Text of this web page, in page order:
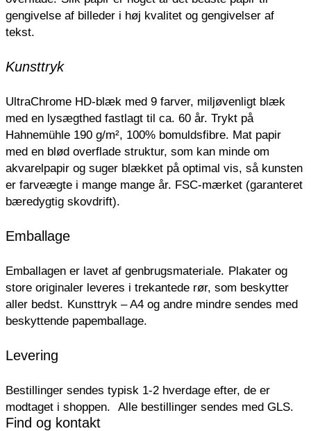
gengivelse af billeder i høj kvalitet og gengivelser af
tekst.
Kunsttryk
UltraChrome HD-blæk med 9 farver, miljøvenligt blæk
med en lysægthed fastlagt til ca. 60 år. Trykt på
Hahnemühle 190 g/m², 100% bomuldsfibre. Mat papir
med en blød overflade struktur, som kan minde om
akvarelpapir og suger blækket på optimal vis, så kunsten
er farveægte i mange mange år. FSC-mærket (garanteret
bæredygtig skovdrift).
Emballage
Emballagen er lavet af genbrugsmateriale. Plakater og
store originaler leveres i trekantede rør, som beskytter
aller bedst. Kunsttryk – A4 og andre mindre sendes med
beskyttende papemballage.
Levering
Bestillinger sendes typisk 1-2 hverdage efter, de er
modtaget i shoppen. Alle bestillinger sendes med GLS.
Find og kontakt